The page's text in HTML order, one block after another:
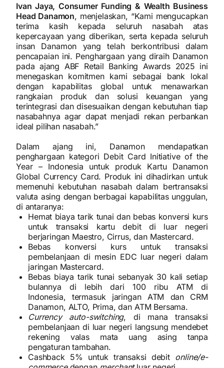
Ivan Jaya, Consumer Funding & Wealth Business
Head Danamon, menjelaskan, “Kami mengucapkan
terima kasih kepada seluruh nasabah atas
kepercayaan yang diberikan, serta kepada seluruh
insan Danamon yang telah berkontribusi dalam
pencapaian ini. Penghargaan yang diraih Danamon
pada ajang ABF Retail Banking Awards 2025 ini
menegaskan komitmen kami sebagai bank lokal
dengan kapabilitas global untuk menawarkan
rangkaian produk dan solusi keuangan yang
terintegrasi dan disesuaikan dengan kebutuhan tiap
nasabahnya agar dapat menjadi rekan perbankan
ideal pilihan nasabah.”
Dalam ajang ini, Danamon mendapatkan
penghargaan kategori Debit Card Initiative of the
Year – Indonesia untuk produk Kartu Danamon
Global Currency Card. Produk ini dihadirkan untuk
memenuhi kebutuhan nasabah dalam bertransaksi
valuta asing dengan berbagai kapabilitas unggulan,
di antaranya:
Hemat biaya tarik tunai dan bebas konversi kurs
untuk transaksi kartu debit di luar negeri
berjaringan Maestro, Cirrus, dan Mastercard.
Bebas konversi kurs untuk transaksi
pembelanjaan di mesin EDC luar negeri dalam
jaringan Mastercard.
Bebas biaya tarik tunai sebanyak 30 kali setiap
bulannya di lebih dari 100 ribu ATM di
Indonesia, termasuk jaringan ATM dan CRM
Danamon, ALTO, Prima, dan ATM Bersama.
Currency auto-switching, di mana transaksi
pembelanjaan di luar negeri langsung mendebet
rekening valas mata uang asing tanpa
pengaturan tambahan.
Cashback 5% untuk transaksi debit online/e-